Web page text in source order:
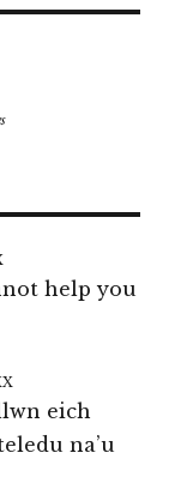
help you
eich
na’u